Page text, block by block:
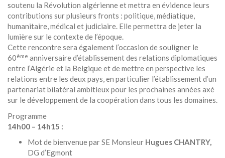
soutenu la Révolution algérienne et mettra en évidence leurs
contributions sur plusieurs fronts : politique, médiatique,
humanitaire, médical et judiciaire. Elle permettra de jeter la
lumière sur le contexte de l’époque.
Cette rencontre sera également l’occasion de souligner le
60ème anniversaire d’établissement des relations diplomatiques
entre l’Algérie et la Belgique et de mettre en perspective les
relations entre les deux pays, en particulier l’établissement d’un
partenariat bilatéral ambitieux pour les prochaines années axé
sur le développement de la coopération dans tous les domaines.
Programme
14h00 – 14h15 :
Mot de bienvenue par SE Monsieur Hugues CHANTRY,
DG d’Egmont